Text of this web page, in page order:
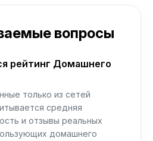
вопросы
рейтинг Домашнего
только из сетей
средняя
и отзывы реальных
домашнего